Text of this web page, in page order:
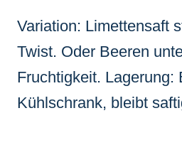
Variation: Limettensaft
Twist. Oder Beeren
Fruchtigkeit. Lagerung:
Kühlschrank, bleibt